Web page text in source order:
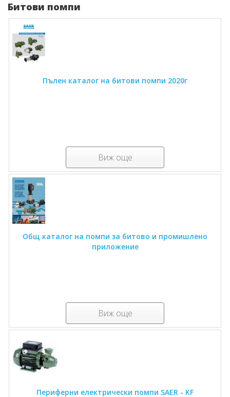
Битови помпи
Пълен каталог на битови помпи 2020г
Виж още
Общ каталог на помпи за битово и промишлено
приложение
Виж още
Периферни електрически помпи SAER - KF